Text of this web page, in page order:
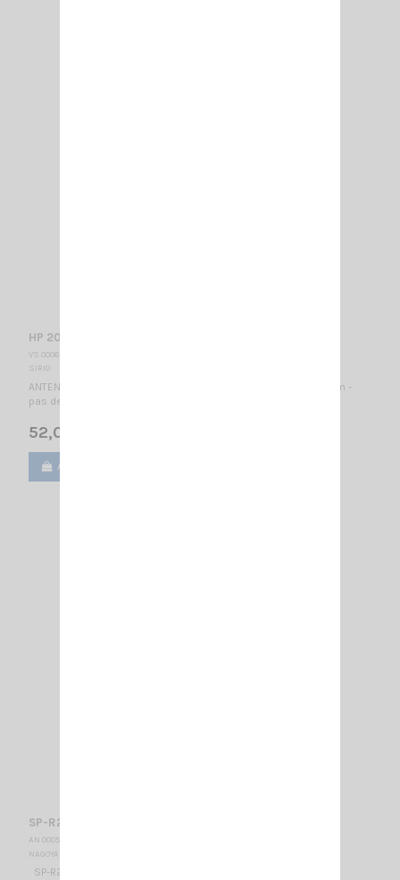
HP 2000 C SIRIO
VS 000695
SIRIO
ANTENNE MOBILE 137...157 MHz / Montage PL / C-loaded / 1410mm -
pas de réglage nécessaire -
52,00 €
Ajouter au panier
SP-R2 ANTENNE V/U MAG NAGOYA
AN 000560 + AN 001680
NAGOYA
SP-R2 ANTENNE MAGNÉTIQUE VHF-UHF 42 CM